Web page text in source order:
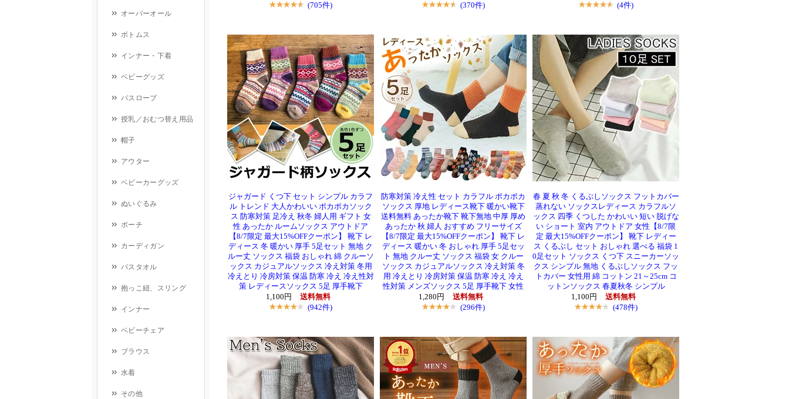
(705件) (370件) (4件)
ジャガード くつ下 セット シンプル カラフ
ル トレンド 大人かわいい ポカポカソック
ス 防寒対策 足冷え 秋冬 婦人用 ギフト 女
性 あったか ルームソックス アウトドア
【8/7限定 最大15%OFFクーポン】 靴下 レ
ディース 冬 暖かい 厚手 5足セット 無地 ク
ルー丈 ソックス 福袋 おしゃれ 綿 クルーソ
ックス カジュアルソックス 冷え対策 冬用
冷えとり 冷房対策 保温 防寒 冷え 冷え性対
策 レディースソックス 5足 厚手靴下
1,100円
送料無料
(942件)
防寒対策 冷え性 セット カラフル ポカポカ
ソックス 厚地 レディース靴下 暖かい靴下
送料無料 あったか靴下 靴下無地 中厚 厚め
あったか 秋 婦人 おすすめ フリーサイズ
【8/7限定 最大15%OFFクーポン】 靴下 レ
ディース 暖かい 冬 おしゃれ 厚手 5足セッ
ト 無地 クルー丈 ソックス 福袋 女 クルー
ソックス カジュアルソックス 冷え対策 冬
用 冷えとり 冷房対策 保温 防寒 冷え 冷え
性対策 メンズソックス 5足 厚手靴下 女性
1,280円
送料無料
(296件)
春 夏 秋 冬 くるぶしソックス フットカバー
蒸れない ソックスレディース カラフルソ
ックス 四季 くつした かわいい 短い 脱げな
い ショート 室内 アウトドア 女性【8/7限
定 最大15%OFFクーポン】 靴下 レディー
ス くるぶし セット おしゃれ 選べる 福袋 1
0足セット ソックス くつ下 スニーカーソッ
クス シンプル 無地 くるぶしソックス フッ
トカバー 女性用 綿 コットン 21～25cm コ
ットンソックス 春夏秋冬 シンプル
1,100円
送料無料
(478件)